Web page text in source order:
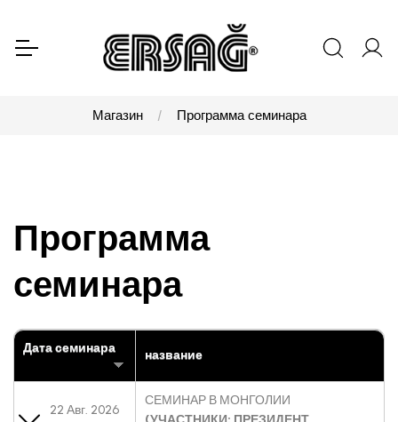
Магазин Программа семинара
Программа
семинара
Дата семинара название
22 Авг. 2026
СЕМИНАР В МОНГОЛИИ